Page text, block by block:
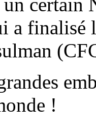
a finalisé
!